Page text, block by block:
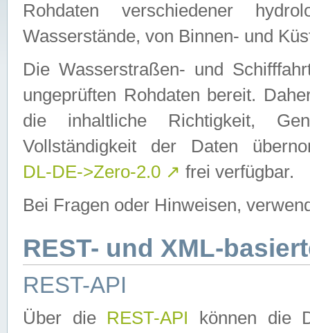
Rohdaten verschiedener
Wasserstände, von Binnen- und
Die Wasserstraßen- und
ungeprüften Rohdaten bereit.
die inhaltliche Richtigkeit,
Vollständigkeit der Daten
DL-DE->Zero-2.0 ↗ frei verfügbar.
Bei Fragen oder Hinweisen,
REST- und XML-
REST-API
Über die REST-API können die